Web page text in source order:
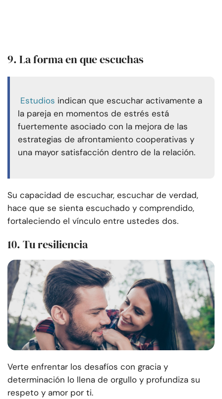
9. La forma en que escuchas
Estudios indican que escuchar activamente a
la pareja en momentos de estrés está
fuertemente asociado con la mejora de las
estrategias de afrontamiento cooperativas y
una mayor satisfacción dentro de la relación.
Su capacidad de escuchar, escuchar de verdad,
hace que se sienta escuchado y comprendido,
fortaleciendo el vínculo entre ustedes dos.
10. Tu resiliencia
Verte enfrentar los desafíos con gracia y
determinación lo llena de orgullo y profundiza su
respeto y amor por ti.